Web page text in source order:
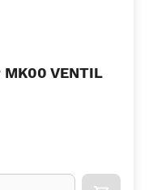
MK00 VENTIL